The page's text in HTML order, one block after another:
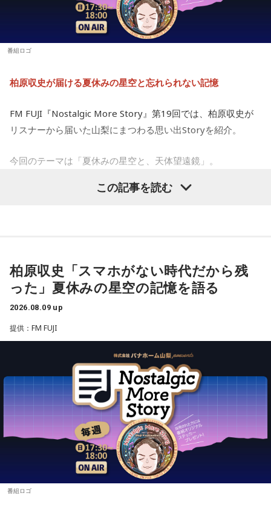
を流して働いていると自信が持てるようです。仲間といろい
ろな会話をするようですが、お互いの人柄を深く理解できる
ことでしょう。
【8位】獅子座（しし座）
目標やゴールを決めて、そこまでの道のりを計画していくと
◎。冷静に判断し行動できると、自分が求めているものに近
う。
ようです。
【10位】双子座（ふたご座）
映画や音楽など、芸術表現に触れると心が癒されていくよう
です。美を感じられると、トゲトゲした気持ちも丸くなりそ
う。今日は、日ごろからお世話になっている人や大切な人と
の時間を大切にしてみて。
【11位】射手座（いて座）
いろいろ気になってくるようなので、「無」になれるような
時間を作りましょう。ちょっと手抜きをしたり、昼寝をして
みたり。頑張りすぎないことも大切なようです。家族や友人
との他愛のない会話を楽しむのもアリ。
ち着いて穏やかになれることでしょう。交友関係も好調なの
で、良い縁ができるかも。
心の中にあった、わだかまりを解消できるようです。ほっと
できると、自分らしく活動できることでしょう。恋愛に対し
ても前向きになれそう。情熱的な相手を通して自分自身も成
【4位】乙女座（おとめ座）
【5位】山羊座（やぎ座）
今日は、少し距離を感じていた人と意気投合するなど、心が
温かくなる出来事が起こりそう。一対一で相手とじっくり向
き合ってみると、自分と似ている部分も見つかることでしょ
【6位】牡牛座（おうし座）
マッサージなどをして身体をほぐしましょう。停滞していた
ものが動きだして、自分がやるべきことが見えてくるようで
す。無理をしていたものがあれば手放すようにしましょう。
想いに正直になってみて。
番組ロゴ
柏原収史が届ける夏休みの星空と忘れられない記憶
FM FUJI『Nostalgic More Story』第19回では、柏原収史が
リスナーから届いた山梨にまつわる思い出Storyを紹介。
今回のテーマは「夏休みの星空と、天体望遠鏡」。
子どもの頃に見上げた夜空、友達と過ごした時間、そして大
今回紹介されたのは、ラジオネーム「雪見だいふく」さんか
ら届いたStory。
子どもの頃、甲府市愛宕町にある県立科学館へ通い、プラネ
小学4年生の頃、隣の席だった友人K君から「誕生日に天体望
遠鏡を買ってもらったから、夏休みに泊まりにおいでよ」と
誘われたことが、大切な記憶として残っているそうです。
友人たちと夜更かしをしながら、大きな天体望遠鏡で眺めた
この記事を読む
柏原収史「スマホがない時代だから残
った」夏休みの星空の記憶を語る
2026.08.09 up
提供：FM FUJI
番組ロゴ